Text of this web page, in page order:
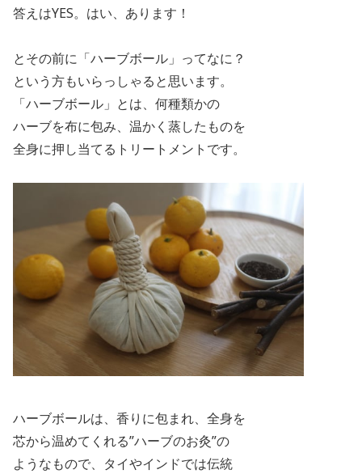
答えはYES。はい、 あります！
とその前に「ハーブボール」ってなに？
という方もいらっしゃると思います。
「ハーブボール」とは、何種類かの
ハーブを布に包み、温かく蒸したものを
全身に押し当てるトリートメントです。
ハーブボールは、香りに包まれ、全身を
芯から温めてくれる”ハーブのお灸”の
ようなもので、タイやインドでは伝統